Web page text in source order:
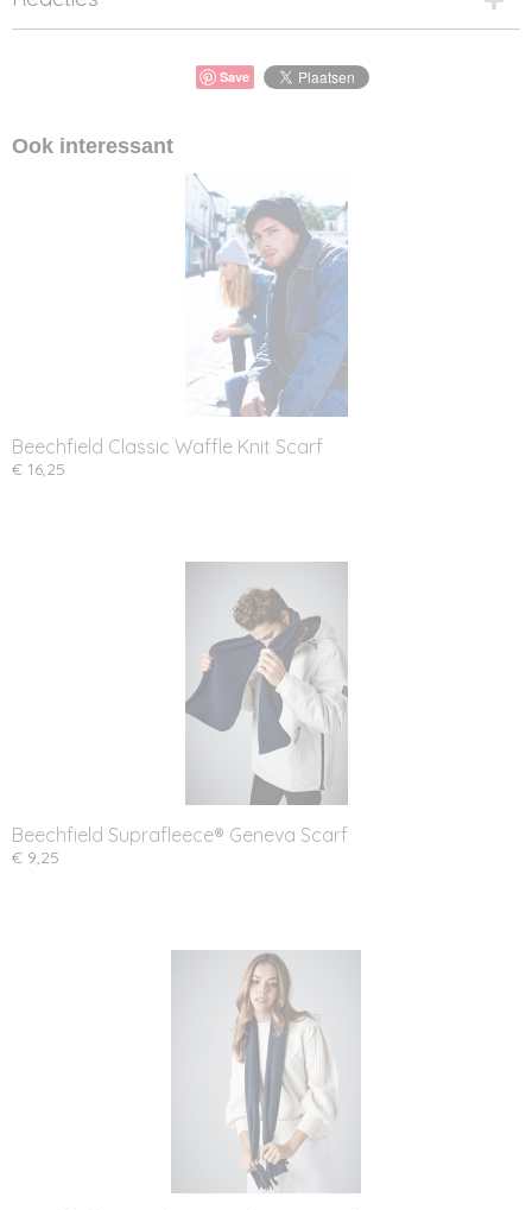
Save
Ook interessant
Beechfield Classic Waffle Knit Scarf
€ 16,25
Beechfield Suprafleece® Geneva Scarf
€ 9,25